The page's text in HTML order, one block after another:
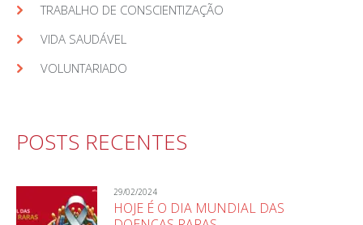
TRABALHO DE CONSCIENTIZAÇÃO
VIDA SAUDÁVEL
VOLUNTARIADO
POSTS RECENTES
29/02/2024
HOJE É O DIA MUNDIAL DAS